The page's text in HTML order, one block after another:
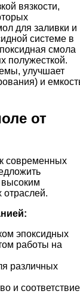
вязкости,
для заливки и
системе в
смола
полужесткой.
улучшает
и
от
современных
эпоксидных
работы на
различных
и соответствие